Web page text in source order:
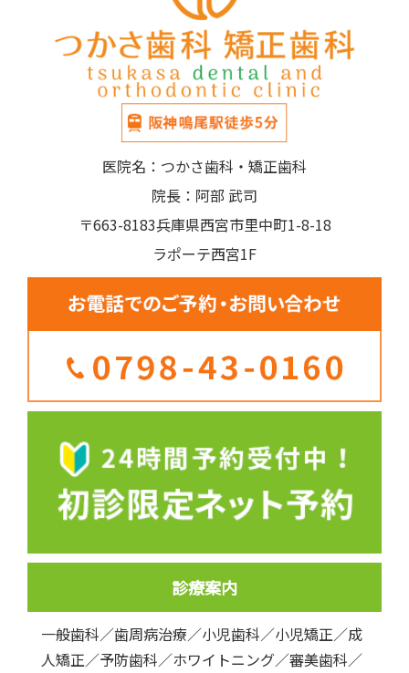
医院名：つかさ歯科・矯正歯科
院長：阿部 武司
〒663-8183兵庫県西宮市里中町1-8-18
ラポーテ西宮1F
診療案内
一般歯科／歯周病治療／小児歯科／小児矯正／成
人矯正／予防歯科／ホワイトニング／審美歯科／